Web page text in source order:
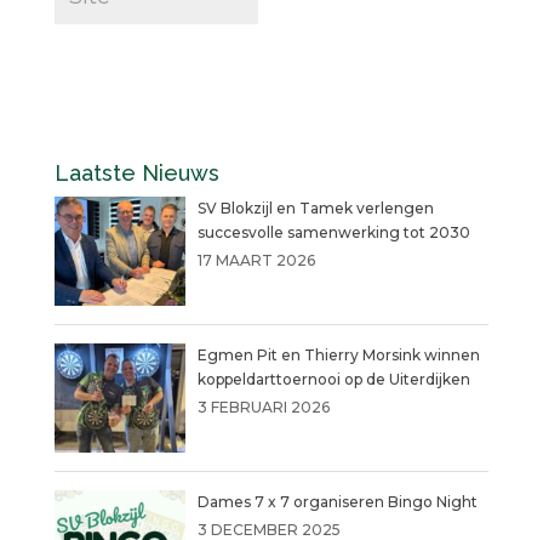
Laatste Nieuws
SV Blokzijl en Tamek verlengen
succesvolle samenwerking tot 2030
17 MAART 2026
Egmen Pit en Thierry Morsink winnen
koppeldarttoernooi op de Uiterdijken
3 FEBRUARI 2026
Dames 7 x 7 organiseren Bingo Night
3 DECEMBER 2025